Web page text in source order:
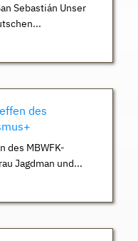
Sebastián Unser
des
des MBWFK-
Jagdman und...